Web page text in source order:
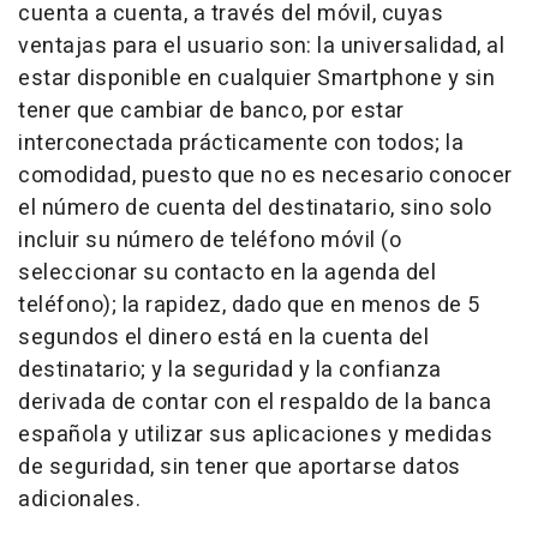
cuenta a cuenta, a través del móvil, cuyas
ventajas para el usuario son: la universalidad, al
estar disponible en cualquier Smartphone y sin
tener que cambiar de banco, por estar
interconectada prácticamente con todos; la
comodidad, puesto que no es necesario conocer
el número de cuenta del destinatario, sino solo
incluir su número de teléfono móvil (o
seleccionar su contacto en la agenda del
teléfono); la rapidez, dado que en menos de 5
segundos el dinero está en la cuenta del
destinatario; y la seguridad y la confianza
derivada de contar con el respaldo de la banca
española y utilizar sus aplicaciones y medidas
de seguridad, sin tener que aportarse datos
adicionales.